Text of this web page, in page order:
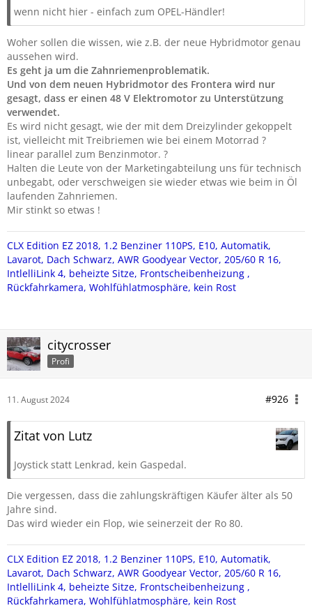
wenn nicht hier - einfach zum OPEL-Händler!
Woher sollen die wissen, wie z.B. der neue Hybridmotor genau
aussehen wird.
Es geht ja um die Zahnriemenproblematik.
Und von dem neuen Hybridmotor des Frontera wird nur
gesagt, dass er einen 48 V Elektromotor zu Unterstützung
verwendet.
Es wird nicht gesagt, wie der mit dem Dreizylinder gekoppelt
ist, vielleicht mit Treibriemen wie bei einem Motorrad ?
linear parallel zum Benzinmotor. ?
Halten die Leute von der Marketingabteilung uns für technisch
unbegabt, oder verschweigen sie wieder etwas wie beim in Öl
laufenden Zahnriemen.
Mir stinkt so etwas !
CLX Edition EZ 2018, 1.2 Benziner 110PS, E10, Automatik,
Lavarot, Dach Schwarz, AWR Goodyear Vector, 205/60 R 16,
IntlelliLink 4, beheizte Sitze, Frontscheibenheizung ,
Rückfahrkamera, Wohlfühlatmosphäre, kein Rost
citycrosser
Profi
11. August 2024 #926
Zitat von Lutz
Joystick statt Lenkrad, kein Gaspedal.
Die vergessen, dass die zahlungskräftigen Käufer älter als 50
Jahre sind.
Das wird wieder ein Flop, wie seinerzeit der Ro 80.
CLX Edition EZ 2018, 1.2 Benziner 110PS, E10, Automatik,
Lavarot, Dach Schwarz, AWR Goodyear Vector, 205/60 R 16,
IntlelliLink 4, beheizte Sitze, Frontscheibenheizung ,
Rückfahrkamera, Wohlfühlatmosphäre, kein Rost